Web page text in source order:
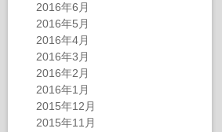
2016年6月
2016年5月
2016年4月
2016年3月
2016年2月
2016年1月
2015年12月
2015年11月